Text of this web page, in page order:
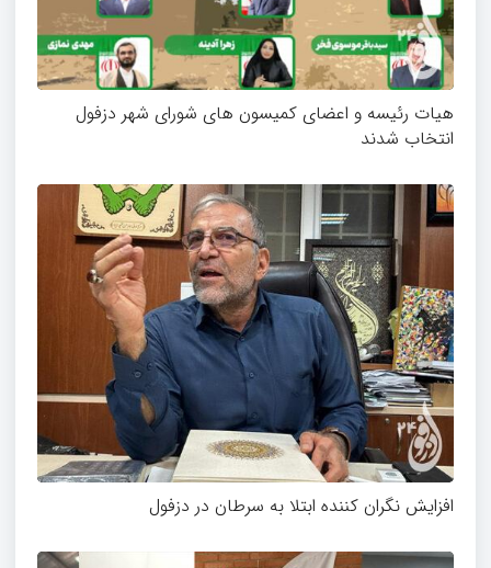
هیات رئیسه و اعضای کمیسون های شورای شهر دزفول
انتخاب شدند
افزایش نگران کننده ابتلا به سرطان در دزفول